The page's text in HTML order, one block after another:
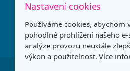
Nastavení cookies
Používáme cookies, abychom
pohodlné prohlížení našeho
analýze provozu neustále
výkon a použitelnost. Více